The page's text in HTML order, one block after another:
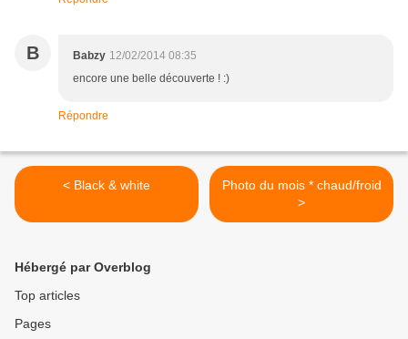
B Babzy 12/02/2014 08:35
encore une belle découverte ! :)
Répondre
< Black & white
Photo du mois * chaud/froid
>
Hébergé par Overblog
Top articles
Pages